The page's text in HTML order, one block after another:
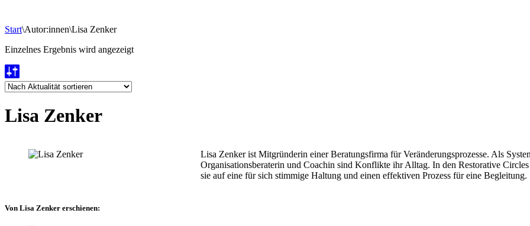
Start\Autor:innen\Lisa Zenker
Einzelnes Ergebnis wird angezeigt
Lisa Zenker
Lisa Zenker ist Mitgründerin einer Beratungsfirma für Veränderungsprozesse. Als
Organisationsberaterin und Coachin sind Konflikte ihr Alltag. In den Restorative
sie auf eine für sich stimmige Haltung und einen effektiven Prozess für eine Begleitung.
Von Lisa Zenker erschienen: